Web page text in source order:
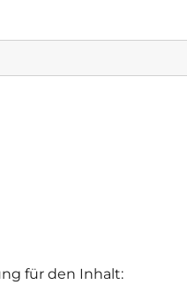
für den Inhalt: